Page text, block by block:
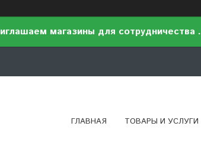
магазины для сотрудничества .
ГЛАВНАЯ ТОВАРЫ И УСЛУГИ